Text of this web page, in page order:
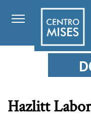
Hazlitt Labor